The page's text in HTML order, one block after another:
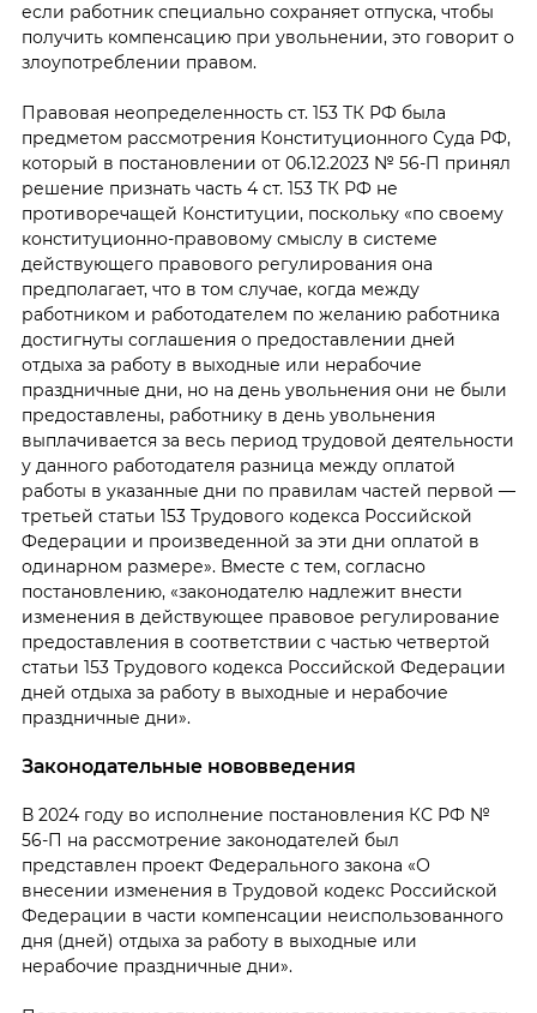
если работник специально сохраняет отпуска, чтобы
получить компенсацию при увольнении, это говорит о
злоупотреблении правом.
Правовая неопределенность ст. 153 ТК РФ была
предметом рассмотрения Конституционного Суда РФ,
который в постановлении от 06.12.2023 № 56-П принял
решение признать часть 4 ст. 153 ТК РФ не
противоречащей Конституции, поскольку «по своему
конституционно-правовому смыслу в системе
действующего правового регулирования она
предполагает, что в том случае, когда между
работником и работодателем по желанию работника
достигнуты соглашения о предоставлении дней
отдыха за работу в выходные или нерабочие
праздничные дни, но на день увольнения они не были
предоставлены, работнику в день увольнения
выплачивается за весь период трудовой деятельности
у данного работодателя разница между оплатой
работы в указанные дни по правилам частей первой —
третьей статьи 153 Трудового кодекса Российской
Федерации и произведенной за эти дни оплатой в
одинарном размере». Вместе с тем, согласно
постановлению, «законодателю надлежит внести
изменения в действующее правовое регулирование
предоставления в соответствии с частью четвертой
статьи 153 Трудового кодекса Российской Федерации
дней отдыха за работу в выходные и нерабочие
праздничные дни».
Законодательные нововведения
В 2024 году во исполнение постановления КС РФ №
56-П на рассмотрение законодателей был
представлен проект Федерального закона «О
внесении изменения в Трудовой кодекс Российской
Федерации в части компенсации неиспользованного
дня (дней) отдыха за работу в выходные или
нерабочие праздничные дни».